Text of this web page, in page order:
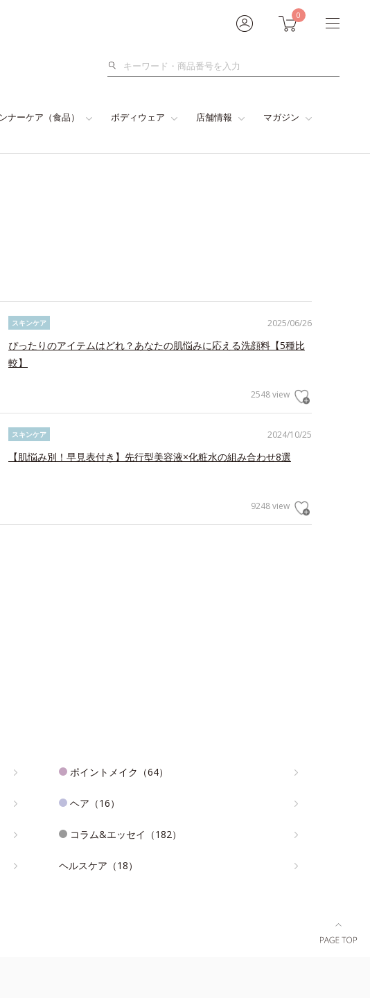
0
検
ナーケア（食品） ボディウェア 店舗情報 マガジン
2025/06/26
スキンケア
ぴったりのアイテムはどれ？あなたの肌悩みに応える洗顔料【5種比
較】
2548 view
2024/10/25
スキンケア
【肌悩み別！早見表付き】先行型美容液×化粧水の組み合わせ8選
9248 view
ポイントメイク（64）
ヘア（16）
コラム&エッセイ（182）
ヘルスケア（18）